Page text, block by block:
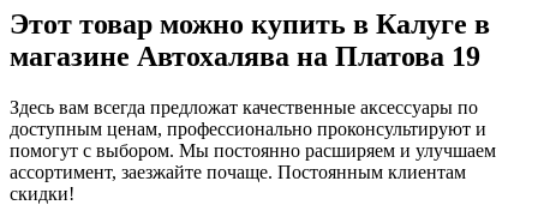
Этот товар можно купить в Калуге в
магазине Автохалява на Платова 19
Здесь вам всегда предложат качественные аксессуары по
доступным ценам, профессионально проконсультируют и
помогут с выбором. Мы постоянно расширяем и улучшаем
ассортимент, заезжайте почаще. Постоянным клиентам
скидки!